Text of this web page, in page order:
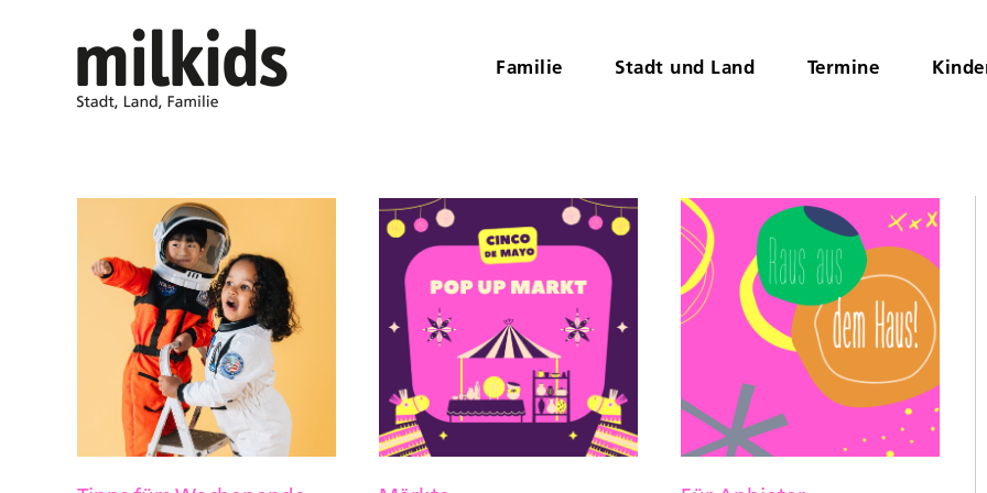
Familie Stadt und Land Termine